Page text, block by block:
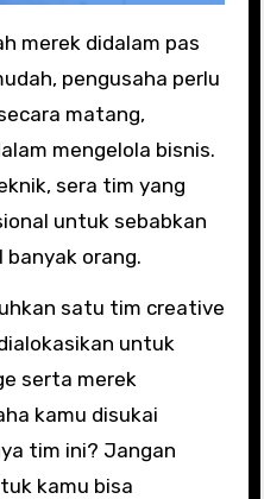
pengusaha perlu
matang,
mengelola bisnis.
sera tim yang
untuk sebabkan
banyak orang.
satu tim creative
untuk
serta merek
kamu disukai
tim ini? Jangan
kamu bisa